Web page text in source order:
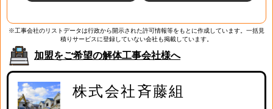
※工事会社のリストデータは行政から開示された許可情報等をもとに作成しています。一括見
積りサービスに登録していない会社も掲載しています。
加盟をご希望の解体工事会社様へ
株式会社斉藤組